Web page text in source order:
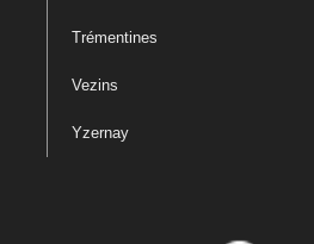
Trémentines
Vezins
Yzernay